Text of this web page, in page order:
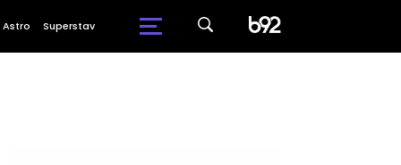
Astro Superstav